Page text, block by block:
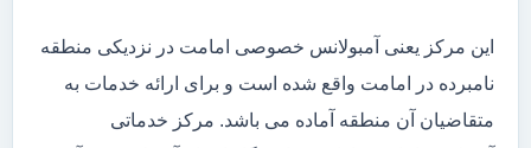
این مرکز یعنی آمبولانس خصوصی امامت در نزدیکی منطقه
نامبرده در امامت واقع شده است و برای ارائه خدمات به
متقاضیان آن منطقه آماده می باشد. مرکز خدماتی